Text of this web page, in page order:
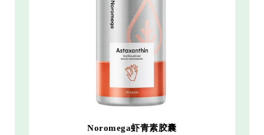
Noromega虾青素胶囊